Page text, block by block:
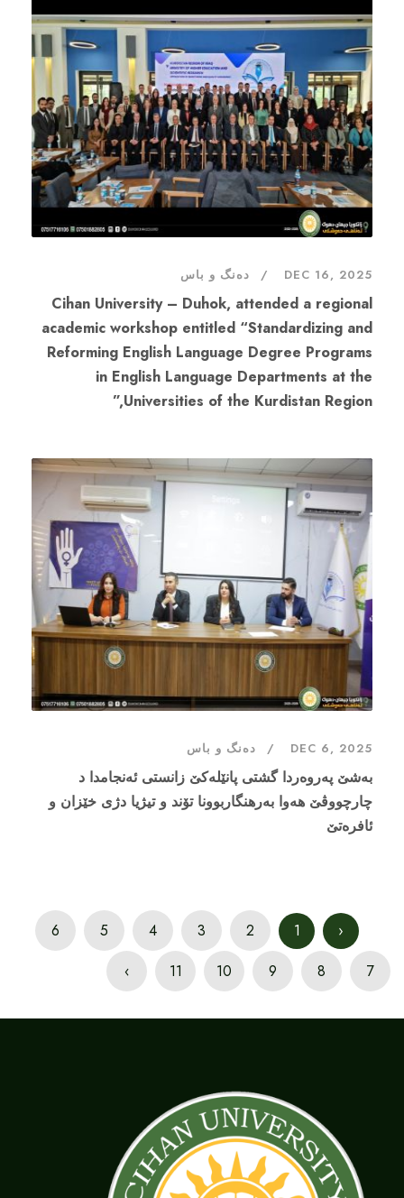
DEC 16, 2025 دەنگ و باس
Cihan University – Duhok, attended a regional
academic workshop entitled “Standardizing and
Reforming English Language Degree Programs
in English Language Departments at the
Universities of the Kurdistan Region,”
DEC 6, 2025 دەنگ و باس
به‌شێ په‌روه‌ردا گشتى پانێله‌كێ زانستى ئه‌نجامدا د
چارچووڤێ هەوا بەرهنگاربوونا تۆند و تیژیا دژی خێزان و
ئافرەتێ
‹
1
2
3
4
5
6
7
8
9
10
11
›